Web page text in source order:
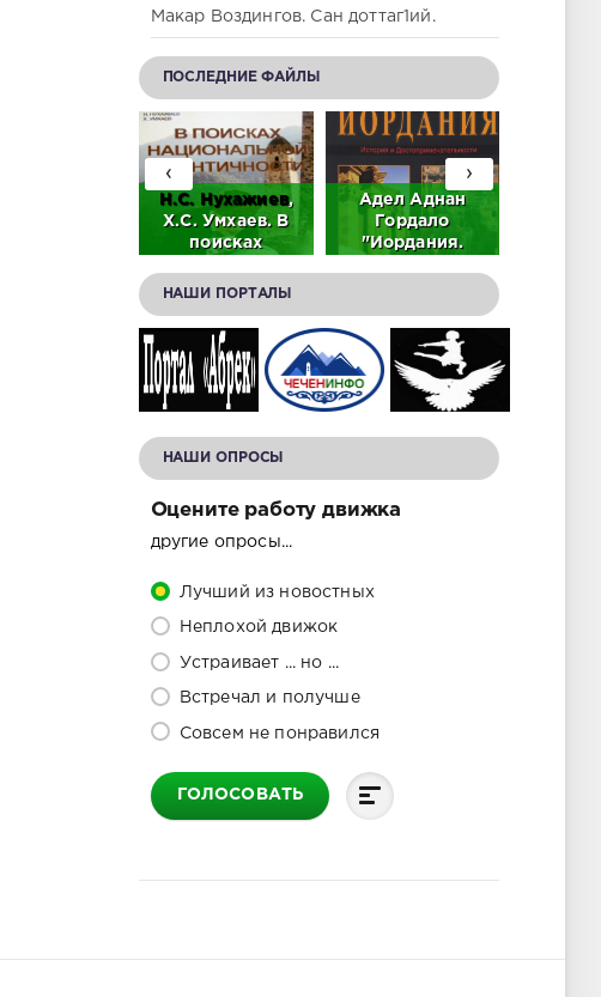
Макар Воздингов. Сан доттаг1ий.
ПОСЛЕДНИЕ ФАЙЛЫ
Н.С. Нухажиев,
Х.С. Умхаев. В
поисках
идентичности
Адел Аднан
Гордало
"Иордания.
достопримечательности."
›
‹
НАШИ ПОРТАЛЫ
НАШИ ОПРОСЫ
Оцените работу движка
другие опросы...
Лучший из новостных
Неплохой движок
Устраивает ... но ...
Встречал и получше
Совсем не понравился
ГОЛОСОВАТЬ